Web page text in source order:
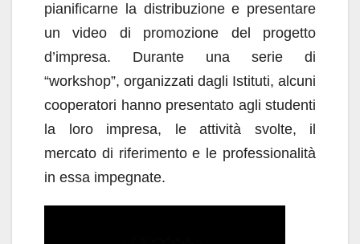
pianificarne la distribuzione e presentare
un video di promozione del progetto
d’impresa. Durante una serie di
“workshop”, organizzati dagli Istituti, alcuni
cooperatori hanno presentato agli studenti
la loro impresa, le attività svolte, il
mercato di riferimento e le professionalità
in essa impegnate.